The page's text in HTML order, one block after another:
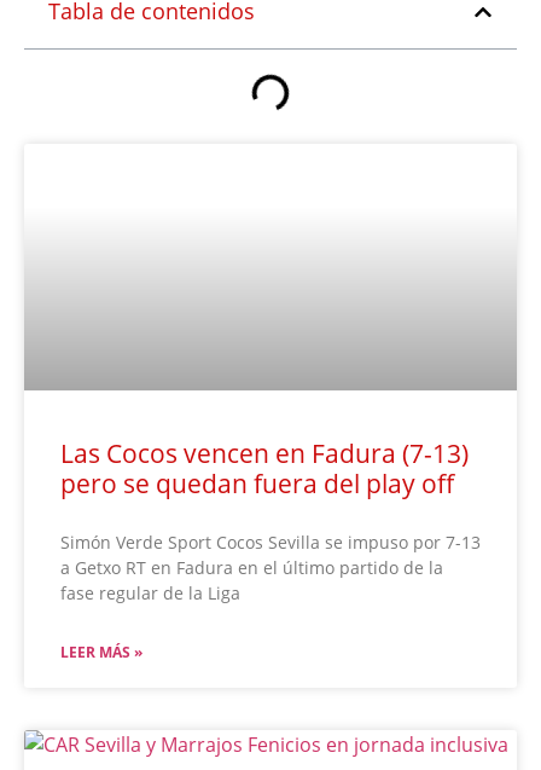
Tabla de contenidos
Las Cocos vencen en Fadura (7-13)
pero se quedan fuera del play off
Simón Verde Sport Cocos Sevilla se impuso por 7-13
a Getxo RT en Fadura en el último partido de la
fase regular de la Liga
LEER MÁS »